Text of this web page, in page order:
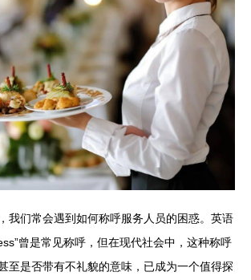
我们常会遇到如何称呼服务人员的困惑。英语
曾是常见称呼，但在现代社会中，这种称呼
至是否带有不礼貌的意味，已成为一个值得探